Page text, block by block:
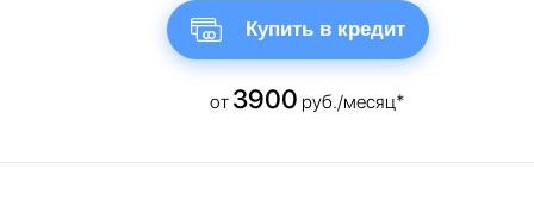
Купить в кредит
от 3900 руб./месяц*